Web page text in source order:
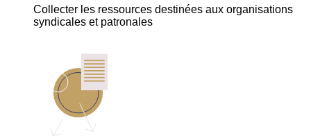
Collecter les ressources destinées aux organisations
syndicales et patronales